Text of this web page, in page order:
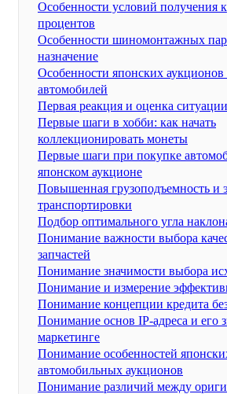
Особенности условий получения
процентов
Особенности шиномонтажных
назначение
Особенности японских
автомобилей
Первая реакция и оценка ситуации
Первые шаги в хобби: как начать
коллекционировать монеты
Первые шаги при покупке
японском аукционе
Повышенная грузоподъемность и
транспортировки
Подбор оптимального угла
Понимание важности выбора
запчастей
Понимание значимости выбора
Понимание и измерение
Понимание концепции кредита
Понимание основ IP-адреса и его
маркетинге
Понимание особенностей
автомобильных аукционов
Понимание различий между